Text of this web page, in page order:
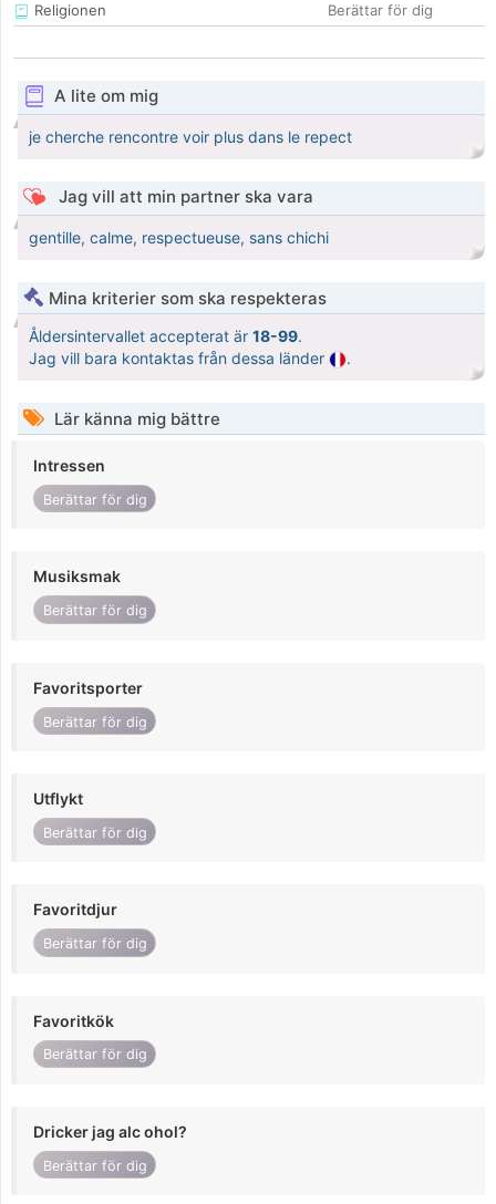
Religionen
Berättar för dig
A lite om mig
je cherche rencontre voir plus dans le repect
Jag vill att min partner ska vara
gentille, calme, respectueuse, sans chichi
Mina kriterier som ska respekteras
Åldersintervallet accepterat är 18-99.
Jag vill bara kontaktas från dessa länder
.
Lär känna mig bättre
Intressen
Berättar för dig
Musiksmak
Berättar för dig
Favoritsporter
Berättar för dig
Utflykt
Berättar för dig
Favoritdjur
Berättar för dig
Favoritkök
Berättar för dig
Dricker jag alc ohol?
Berättar för dig